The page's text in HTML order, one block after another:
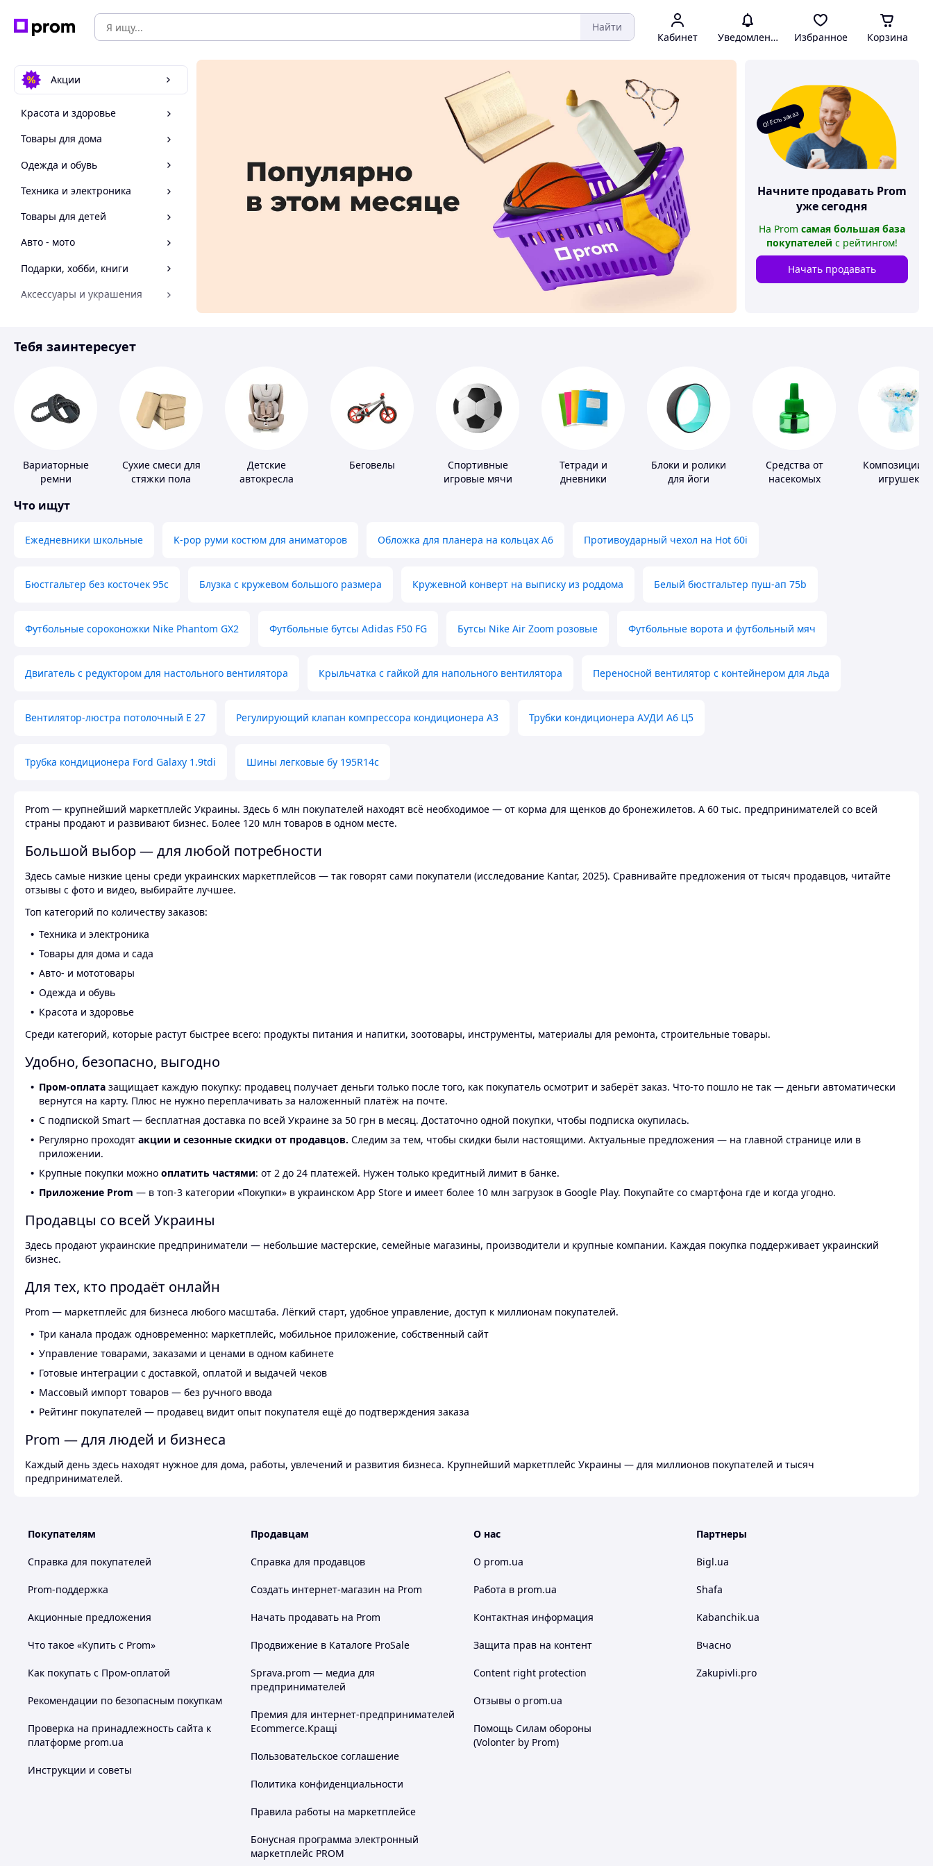
Найти
Кабинет Уведомления Избранное Корзина
Акции
Красота и здоровье
Товары для дома
Одежда и обувь
Техника и электроника
Товары для детей
Авто - мото
Подарки, хобби, книги
Аксессуары и украшения
Спорт и отдых
О! Есть заказ
Начните продавать Prom
уже сегодня
На Prom самая большая база
покупателей с рейтингом!
Начать продавать
Тебя заинтересует
Вариаторные
ремни
Сухие смеси для
стяжки пола
Детские
автокресла
Беговелы
Спортивные
игровые мячи
Тетради и
дневники
Блоки и ролики
для йоги
Средства от
насекомых
Композиции
игрушек,
Что ищут
Ежедневники школьные K-pop руми костюм для аниматоров Обложка для планера на кольцах А6 Противоударный чехол на Hot 60i
Бюстгальтер без косточек 95с Блузка с кружевом большого размера Кружевной конверт на выписку из роддома Белый бюстгальтер пуш-ап 75b
Футбольные сороконожки Nike Phantom GX2 Футбольные бутсы Adidas F50 FG Бутсы Nike Air Zoom розовые Футбольные ворота и футбольный мяч
Двигатель с редуктором для настольного вентилятора Крыльчатка с гайкой для напольного вентилятора Переносной вентилятор с контейнером для льда
Вентилятор-люстра потолочный E 27 Регулирующий клапан компрессора кондиционера А3 Трубки кондиционера АУДИ А6 Ц5
Трубка кондиционера Ford Galaxy 1.9tdi Шины легковые бу 195R14c
Prom — крупнейший маркетплейс Украины. Здесь 6 млн покупателей находят всё необходимое — от корма для щенков до бронежилетов. А 60 тыс. предпринимателей со всей
страны продают и развивают бизнес. Более 120 млн товаров в одном месте.
Большой выбор — для любой потребности
Здесь самые низкие цены среди украинских маркетплейсов — так говорят сами покупатели (исследование Kantar, 2025). Сравнивайте предложения от тысяч продавцов, читайте
отзывы с фото и видео, выбирайте лучшее.
Топ категорий по количеству заказов:
Техника и электроника
Товары для дома и сада
Авто- и мототовары
Одежда и обувь
Красота и здоровье
Среди категорий, которые растут быстрее всего: продукты питания и напитки, зоотовары, инструменты, материалы для ремонта, строительные товары.
Удобно, безопасно, выгодно
Пром-оплата защищает каждую покупку: продавец получает деньги только после того, как покупатель осмотрит и заберёт заказ. Что-то пошло не так — деньги автоматически
вернутся на карту. Плюс не нужно переплачивать за наложенный платёж на почте.
С подпиской Smart — бесплатная доставка по всей Украине за 50 грн в месяц. Достаточно одной покупки, чтобы подписка окупилась.
Регулярно проходят акции и сезонные скидки от продавцов. Следим за тем, чтобы скидки были настоящими. Актуальные предложения — на главной странице или в
приложении.
Крупные покупки можно оплатить частями: от 2 до 24 платежей. Нужен только кредитный лимит в банке.
Приложение Prom — в топ-3 категории «Покупки» в украинском App Store и имеет более 10 млн загрузок в Google Play. Покупайте со смартфона где и когда угодно.
Продавцы со всей Украины
Здесь продают украинские предприниматели — небольшие мастерские, семейные магазины, производители и крупные компании. Каждая покупка поддерживает украинский
бизнес.
Для тех, кто продаёт онлайн
Prom — маркетплейс для бизнеса любого масштаба. Лёгкий старт, удобное управление, доступ к миллионам покупателей.
Три канала продаж одновременно: маркетплейс, мобильное приложение, собственный сайт
Управление товарами, заказами и ценами в одном кабинете
Готовые интеграции с доставкой, оплатой и выдачей чеков
Массовый импорт товаров — без ручного ввода
Рейтинг покупателей — продавец видит опыт покупателя ещё до подтверждения заказа
Prom — для людей и бизнеса
Каждый день здесь находят нужное для дома, работы, увлечений и развития бизнеса. Крупнейший маркетплейс Украины — для миллионов покупателей и тысяч
предпринимателей.
Покупателям
Справка для покупателей
Prom-поддержка
Акционные предложения
Что такое «Купить с Prom»
Как покупать с Пром-оплатой
Рекомендации по безопасным покупкам
Проверка на принадлежность сайта к
платформе prom.ua
Инструкции и советы
Продавцам
Справка для продавцов
Создать интернет-магазин на Prom
Начать продавать на Prom
Продвижение в Каталоге ProSale
Sprava.prom — медиа для
предпринимателей
Премия для интернет-предпринимателей
Ecommerce.Кращі
Пользовательское соглашение
Политика конфиденциальности
Правила работы на маркетплейсе
Бонусная программа электронный
маркетплейс PROM
О нас
О prom.ua
Работа в prom.ua
Контактная информация
Защита прав на контент
Content right protection
Отзывы о prom.ua
Помощь Силам обороны
(Volonter by Prom)
Партнеры
Bigl.ua
Shafa
Kabanchik.ua
Вчасно
Zakupivli.pro